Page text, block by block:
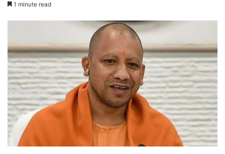
1 minute read